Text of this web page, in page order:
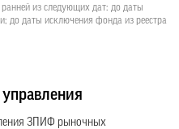
ранней из следующих дат: до даты
до даты исключения фонда из реестра
управления
ЗПИФ рыночных